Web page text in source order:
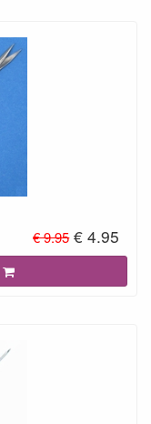
€ 9.95 € 4.95